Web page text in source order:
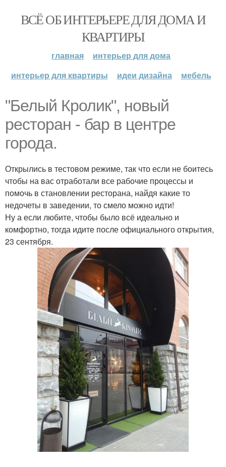
ВСЁ ОБ ИНТЕРЬЕРЕ ДЛЯ ДОМА И
КВАРТИРЫ
главная
интерьер для дома
интерьер для квартиры
идеи дизайна мебель
"Белый Кролик", новый
ресторан - бар в центре
города.
Открылись в тестовом режиме, так что если не боитесь
чтобы на вас отработали все рабочие процессы и
помочь в становлении ресторана, найдя какие то
недочеты в заведении, то смело можно идти!
Ну а если любите, чтобы было всё идеально и
комфортно, тогда идите после официального открытия,
23 сентября.